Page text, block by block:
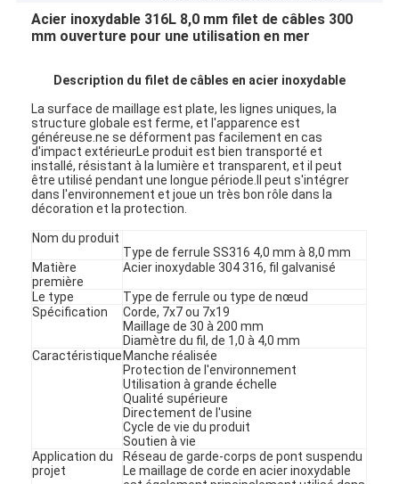
Acier inoxydable 316L 8,0 mm filet de câbles 300
mm ouverture pour une utilisation en mer
Description du filet de câbles en acier inoxydable
La surface de maillage est plate, les lignes uniques, la
structure globale est ferme, et l'apparence est
généreuse.ne se déforment pas facilement en cas
d'impact extérieurLe produit est bien transporté et
installé, résistant à la lumière et transparent, et il peut
être utilisé pendant une longue période.Il peut s'intégrer
dans l'environnement et joue un très bon rôle dans la
décoration et la protection.
Nom du produit
Type de ferrule SS316 4,0 mm à 8,0 mm
Matière
première
Acier inoxydable 304 316, fil galvanisé
Le type
Type de ferrule ou type de nœud
Spécification
Corde, 7x7 ou 7x19
Maillage de 30 à 200 mm
Diamètre du fil, de 1,0 à 4,0 mm
Caractéristique Manche réalisée
Protection de l'environnement
Utilisation à grande échelle
Qualité supérieure
Directement de l'usine
Cycle de vie du produit
Soutien à vie
Application du
projet
Réseau de garde-corps de pont suspendu
Le maillage de corde en acier inoxydable